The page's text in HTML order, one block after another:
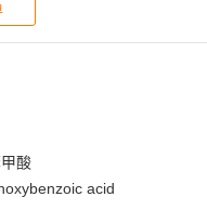
酸
acid